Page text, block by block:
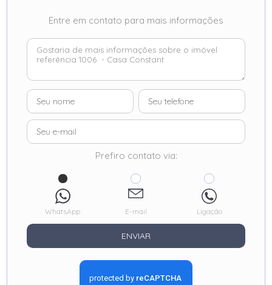
Entre em contato para mais informações
Prefiro contato via:
WhatsApp E-mail Ligação
ENVIAR